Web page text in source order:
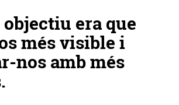
era que
més visible i
nos amb més